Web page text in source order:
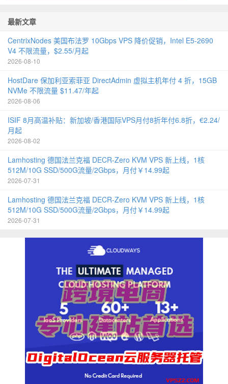
最新文章
CentrixNodes 美国布法罗 10Gbps VPS 降价促销，Intel E5-2690
V4 不限流量，$2.55/月起
2026-08-10
HostDare 保加利亚索菲亚 DirectAdmin 虚拟主机年付 4 折，15GB
NVMe 不限流量 $11.47/年起
2026-08-06
ISIF 8月高温补贴：新加坡/香港国际VPS月付8折年付6.8折，€2.24/
月起
2026-08-02
Lamhosting 德国法兰克福 DECR-Zero KVM VPS 新上线，1核
512M/10G SSD/500G流量/2Gbps，月付￥14.99起
2026-07-31
Lamhosting 德国法兰克福 DECR-Zero KVM VPS 新上线，1核
512M/10G SSD/500G流量/2Gbps，月付￥14.99起
2026-07-31